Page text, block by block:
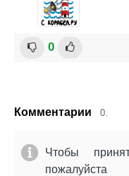
0
Комментарии 0.
Чтобы